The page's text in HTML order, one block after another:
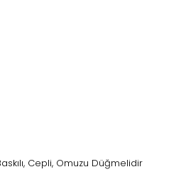
Cepli, Omuzu Düğmelidir